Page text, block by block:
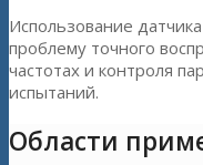
Использование
проблему точного
частотах и контроля
испытаний.
Области